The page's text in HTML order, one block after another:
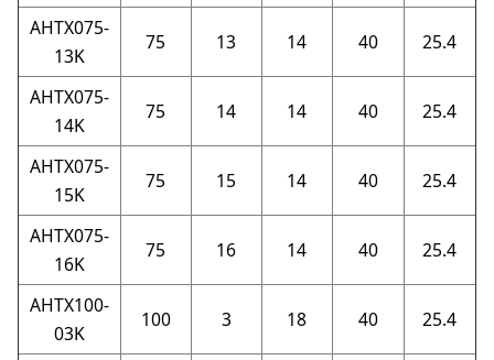
AHTX075-
13K
75 13 14 40 25.4
AHTX075-
14K
75 14 14 40 25.4
AHTX075-
15K
75 15 14 40 25.4
AHTX075-
16K
75 16 14 40 25.4
AHTX100-
03K
100 3 18 40 25.4